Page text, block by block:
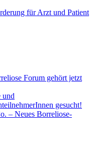
für Arzt und Patient
Forum gehört jetzt
und
gesucht!
– Neues Borreliose-